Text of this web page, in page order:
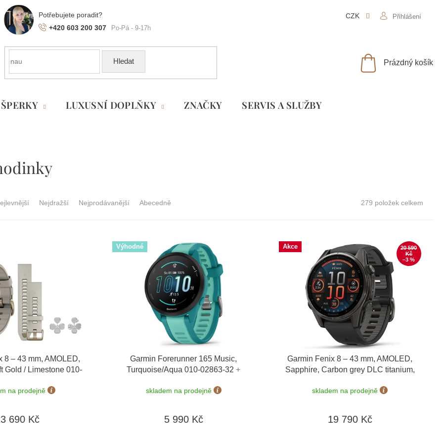
+420 603 200 307
CZK Přihlášení
Hledat
NÁKUPNÍ
Prázdný košík
ŠPERKY LUXUSNÍ DOPLŇKY ZNAČKY SLUŽBY
Nejdražší Nejprodávanější Abecedně 279 položek celkem
8 – 43 mm, AMOLED,
Gold / Limestone 010-
+ náušnice Guess
na prodejně
690 Kč
Výhodné
Garmin Forerunner 165 Music,
Turquoise/Aqua 010-02863-32+
skladem na prodejně
5 990 Kč
Akce
20 590
Kč
–3 %
Garmin Fenix 8 – 43 mm, AMOLED,
Sapphire, Carbon grey DLC titanium,
skladem na prodejně
19 790 Kč